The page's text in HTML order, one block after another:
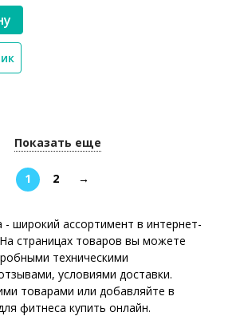
Показать еще
1 2 →
широкий ассортимент в интернет-
страницах товаров вы можете
техническими
условиями доставки.
товарами или добавляйте в
фитнеса купить онлайн.